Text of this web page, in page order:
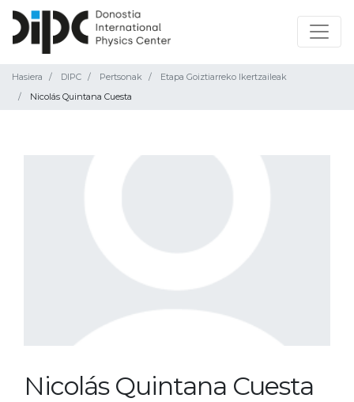
Hasiera DIPC Pertsonak
Etapa Goiztiarreko Ikertzaileak
Nicolás Quintana Cuesta
Nicolás Quintana Cuesta